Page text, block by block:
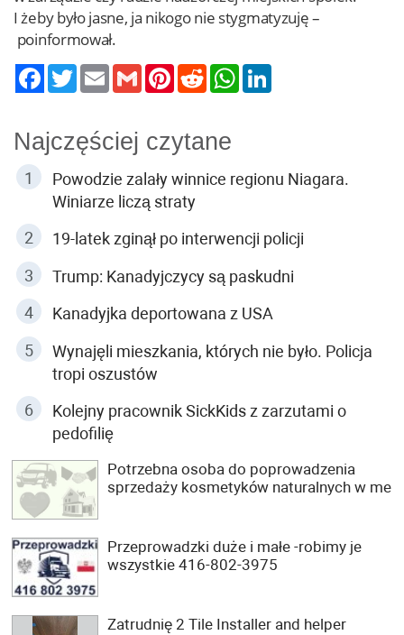
I żeby było jasne, ja nikogo nie stygmatyzuję –
poinformował.
TwitterEmail Gmail PinterestReddit WhatsApp
Najczęściej czytane
Powodzie zalały winnice regionu Niagara.
Winiarze liczą straty
19-latek zginął po interwencji policji
Trump: Kanadyjczycy są paskudni
Kanadyjka deportowana z USA
Wynajęli mieszkania, których nie było. Policja
tropi oszustów
Kolejny pracownik SickKids z zarzutami o
pedofilię
Potrzebna osoba do poprowadzenia
sprzedaży kosmetyków naturalnych w me
Przeprowadzki duże i małe -robimy je
wszystkie 416-802-3975
Zatrudnię 2 Tile Installer and helper